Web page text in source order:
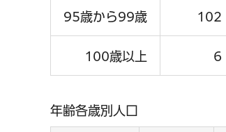
95歳から99歳 102
100歳以上 6
年齢各歳別人口